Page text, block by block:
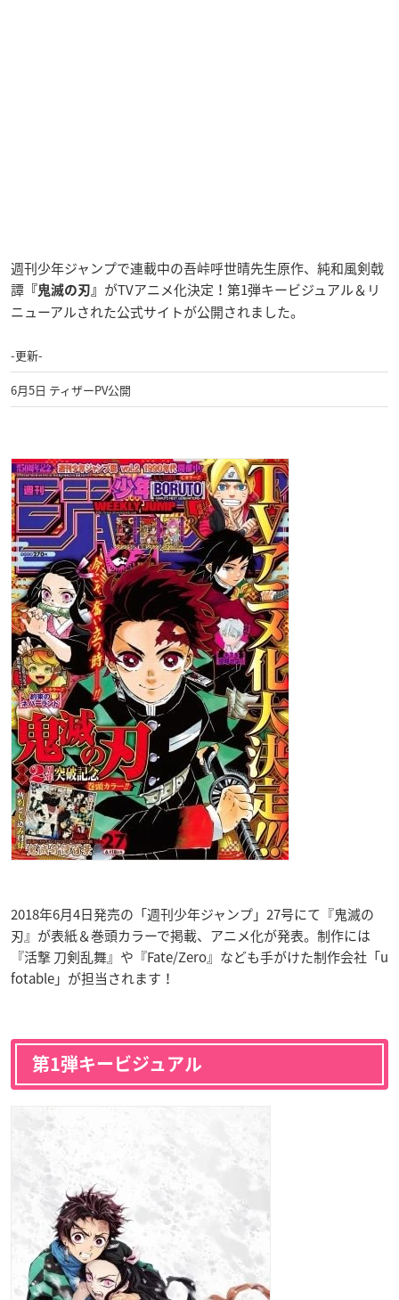
週刊少年ジャンプで連載中の吾峠呼世晴先生原作、純和風剣戟
譚 『鬼滅の刃 』 がTVアニメ化決定！第1弾キービジュアル＆リ
ニューアルされた公式サイトが公開されました。
-更新-
6月5日 ティザーPV公開
2018年6月4日発売の「週刊少年ジャンプ」27号にて『鬼滅の
刃』が表紙＆巻頭カラーで掲載、アニメ化が発表。制作には
『活撃 刀剣乱舞』や『Fate/Zero』なども手がけた制作会社「u
fotable」が担当されます！
第1弾キービジュアル